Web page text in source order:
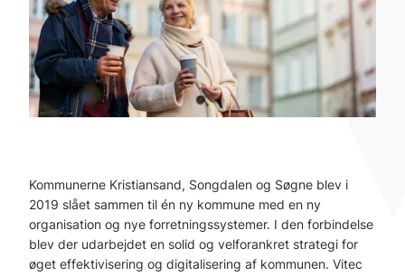
Kommunerne Kristiansand, Songdalen og Søgne blev i
2019 slået sammen til én ny kommune med en ny
organisation og nye forretningssystemer. I den forbindelse
blev der udarbejdet en solid og velforankret strategi for
øget effektivisering og digitalisering af kommunen. Vitec